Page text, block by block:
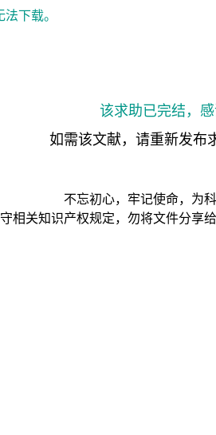
下载。
该求助已完结，
如需该文献，请重新发布
不忘初心，牢记使命，为
相关知识产权规定，勿将文件分享